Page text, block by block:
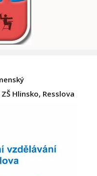
Hlinsko, Resslova